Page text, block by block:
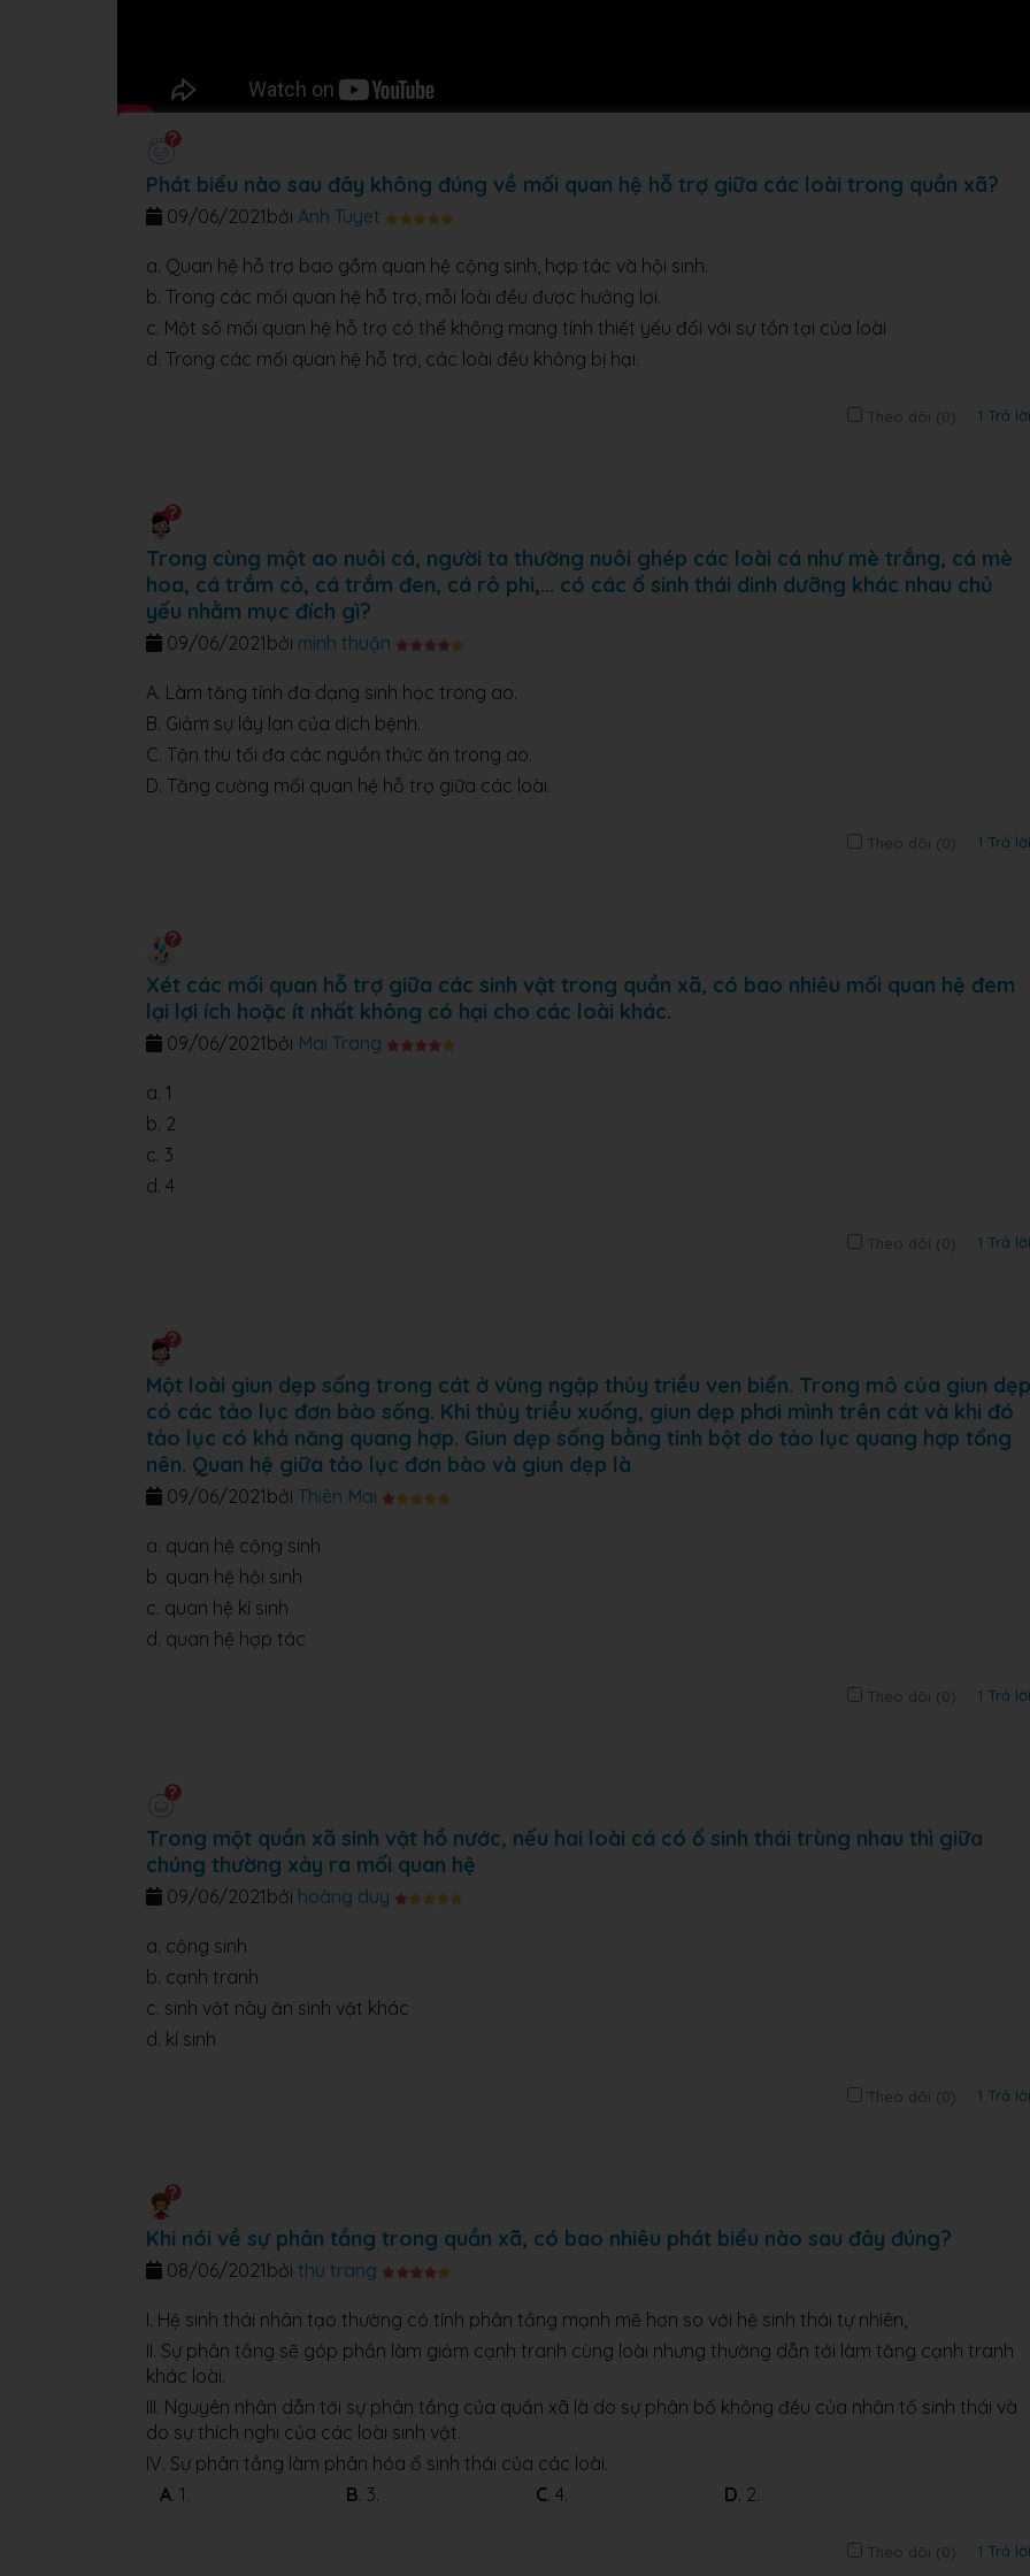
Phát biểu nào sau đây không đúng về mối quan hệ hỗ trợ giữa các loài trong quần xã?
bởi Anh Tuyet
09/06/2021
a. Quan hệ hỗ trợ bao gồm quan hệ cộng sinh, hợp tác và hội sinh.
b. Trong các mối quan hệ hỗ trợ, mỗi loài đều được hưởng lợi.
c. Một số mối quan hệ hỗ trợ có thể không mang tính thiết yếu đối với sự tồn tại của loài
d. Trong các mối quan hệ hỗ trợ, các loài đều không bị hại.
Theo dõi (0) 1 Trả lời
Trong cùng một ao nuôi cá, người ta thường nuôi ghép các loài cá như mè trắng, cá mè
hoa, cá trắm cỏ, cá trắm đen, cá rô phi,... có các ổ sinh thái dinh dưỡng khác nhau chủ
yếu nhằm mục đích gì?
bởi minh thuận
09/06/2021
A. Làm tăng tính đa dạng sinh học trong ao.
B. Giảm sự lây lan của dịch bệnh.
C. Tận thu tối đa các nguồn thức ăn trong ao.
D. Tăng cường mối quan hệ hỗ trợ giữa các loài.
Theo dõi (0) 1 Trả lời
Xét các mối quan hỗ trợ giữa các sinh vật trong quần xã, có bao nhiêu mối quan hệ đem
lại lợi ích hoặc ít nhất không có hại cho các loài khác.
bởi Mai Trang
09/06/2021
a. 1
b. 2
c. 3
d. 4
Theo dõi (0) 1 Trả lời
Một loài giun dẹp sống trong cát ở vùng ngập thủy triều ven biển. Trong mô của giun dẹp
có các tảo lục đơn bào sống. Khi thủy triều xuống, giun dẹp phơi mình trên cát và khi đó
tảo lục có khả năng quang hợp. Giun dẹp sống bằng tinh bột do tảo lục quang hợp tổng
nên. Quan hệ giữa tảo lục đơn bào và giun dẹp là
bởi Thiên Mai
09/06/2021
a. quan hệ cộng sinh
b. quan hệ hội sinh
c. quan hệ kí sinh
d. quan hệ hợp tác
Theo dõi (0) 1 Trả lời
Trong một quần xã sinh vật hồ nước, nếu hai loài cá có ổ sinh thái trùng nhau thì giữa
chúng thường xảy ra mối quan hệ
bởi hoàng duy
09/06/2021
a. cộng sinh
b. cạnh tranh
c. sinh vật này ăn sinh vật khác
d. kí sinh
Theo dõi (0) 1 Trả lời
Khi nói về sự phân tầng trong quần xã, có bao nhiêu phát biểu nào sau đây đúng?
bởi thu trang
08/06/2021
I. Hệ sinh thái nhân tạo thường có tính phân tầng mạnh mẽ hơn so với hệ sinh thái tự nhiên,
II. Sự phân tầng sẽ góp phần làm giảm cạnh tranh cùng loài nhưng thường dẫn tới làm tăng cạnh tranh
khác loài.
III. Nguyên nhân dẫn tới sự phân tầng của quần xã là do sự phân bố không đều của nhân tố sinh thái và
do sự thích nghi của các loài sinh vật.
IV. Sự phân tầng làm phân hóa ổ sinh thái của các loài.
A. 1. B. 3. C. 4. D. 2.
Theo dõi (0) 1 Trả lời